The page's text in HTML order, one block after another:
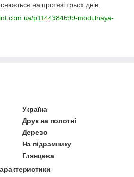
на протязі трьох днів.
p1144984699-modulnaya-
Україна
Друк на полотні
Дерево
На підрамнику
Глянцева